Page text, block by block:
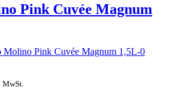
Pink Cuvée Magnum